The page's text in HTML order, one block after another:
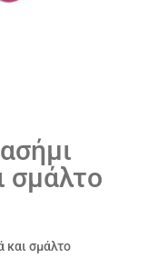
σμάλτο
και σμάλτο